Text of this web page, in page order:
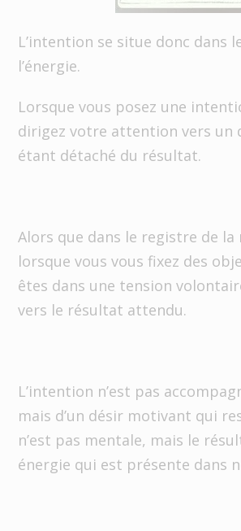
L’intention se situe donc dans
l’énergie.
Lorsque vous posez une
dirigez votre attention vers un
étant détaché du résultat.
Alors que dans le registre de la
lorsque vous vous fixez des
êtes dans une tension
vers le résultat attendu.
L’intention n’est pas
mais d’un désir motivant qui
n’est pas mentale, mais le
énergie qui est présente dans